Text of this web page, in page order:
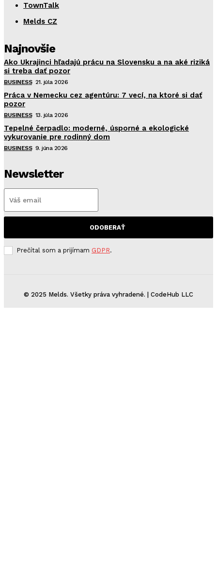
TownTalk
Melds CZ
Najnovšie
Ako Ukrajinci hľadajú prácu na Slovensku a na aké riziká
si treba dať pozor
BUSINESS 21. júla 2026
Práca v Nemecku cez agentúru: 7 vecí, na ktoré si dať
pozor
BUSINESS 13. júla 2026
Tepelné čerpadlo: moderné, úsporné a ekologické
vykurovanie pre rodinný dom
BUSINESS 9. júna 2026
Newsletter
ODOBERAŤ
Prečítal som a prijímam GDPR.
© 2025 Melds. Všetky práva vyhradené. | CodeHub LLC